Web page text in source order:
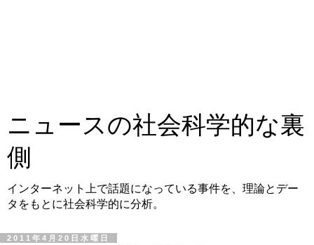
ニュースの社会科学的な裏
側
インターネット上で話題になっている事件を、理論とデー
タをもとに社会科学的に分析。
2011年4月20日水曜日